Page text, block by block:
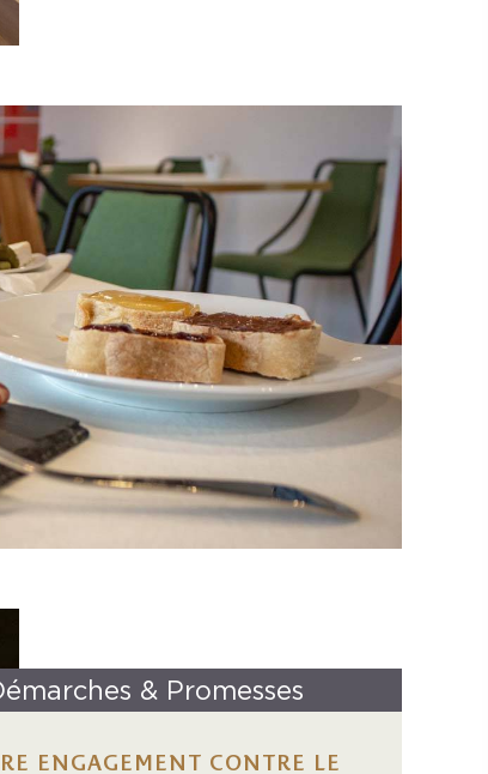
& Promesses
ENGAGEMENT CONTRE LE